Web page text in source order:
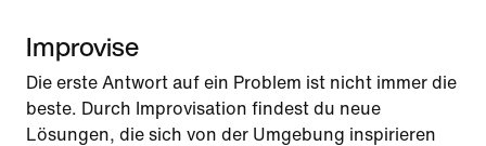
Improvise
Die erste Antwort auf ein Problem ist nicht immer die
beste. Durch Improvisation findest du neue
Lösungen, die sich von der Umgebung inspirieren